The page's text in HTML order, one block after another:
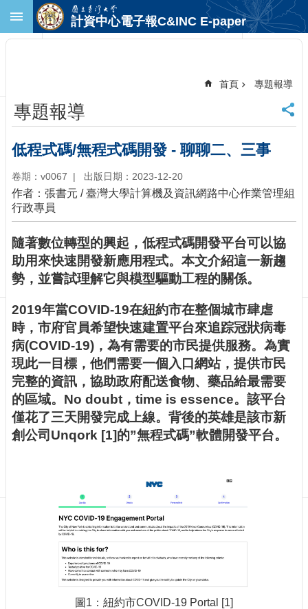
跳到主要內容區塊
首
頁
臺
大
首
頁
計
中
首
頁
聯
絡
訊
訂
閱/
取
消
網
站
導
覽
計資中心電子報C&INC E-paper
首頁 專題報導
專題報導
低程式碼/無程式碼開發 - 聊聊二、三事
卷期：v0067 出版日期：2023-12-20
作者：張書元 / 臺灣大學計算機及資訊網路中心作業管理組
行政專員
隨著數位轉型的興起，低程式碼開發平台可以協
助用來快速開發新應用程式。本文介紹這一新趨
勢，並嘗試理解它與模型驅動工程的關係。
2019年當COVID-19在紐約市在整個城市肆虐
時，市府官員希望快速建置平台來追踪冠狀病毒
病(COVID-19)，為有需要的市民提供服務。為實
現此一目標，他們需要一個入口網站，提供市民
完整的資訊，協助政府配送食物、藥品給最需要
的區域。No doubt，time is essence。該平台
僅花了三天開發完成上線。背後的英雄是該市新
創公司Unqork [1]的”無程式碼”軟體開發平台。
圖1：紐約市COVID-19 Portal [1]